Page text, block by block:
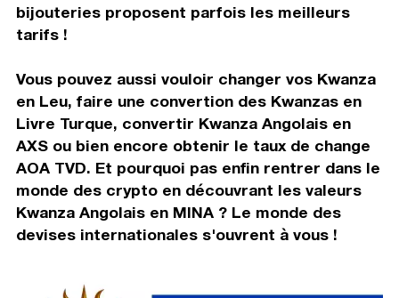
bijouteries proposent parfois les meilleurs
tarifs !
Vous pouvez aussi vouloir changer vos Kwanza
en Leu, faire une convertion des Kwanzas en
Livre Turque, convertir Kwanza Angolais en
AXS ou bien encore obtenir le taux de change
AOA TVD. Et pourquoi pas enfin rentrer dans le
monde des crypto en découvrant les valeurs
Kwanza Angolais en MINA ? Le monde des
devises internationales s'ouvrent à vous !